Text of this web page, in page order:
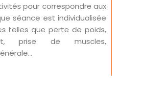
pour correspondre aux
séance est individualisée
telles que perte de poids,
prise de muscles,